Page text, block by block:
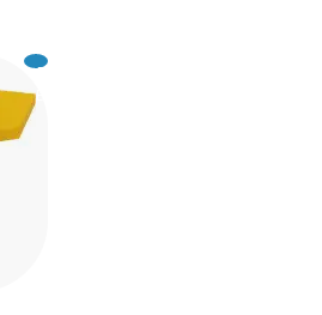
979
Excl.
BTW